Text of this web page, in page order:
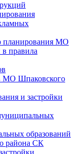
планирования МО
правила
МО Шпаковского
и застройки
образований
района СК